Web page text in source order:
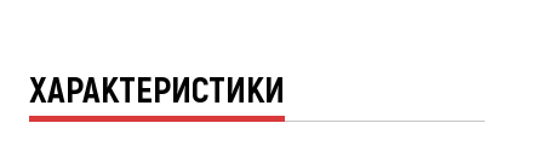
ХАРАКТЕРИСТИКИ